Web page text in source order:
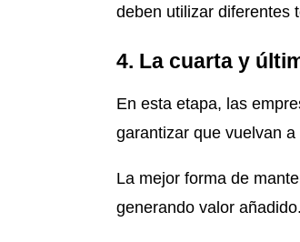
deben utilizar diferentes
4. La cuarta y
En esta etapa, las
garantizar que vuelvan
La mejor forma de
generando valor añadido.